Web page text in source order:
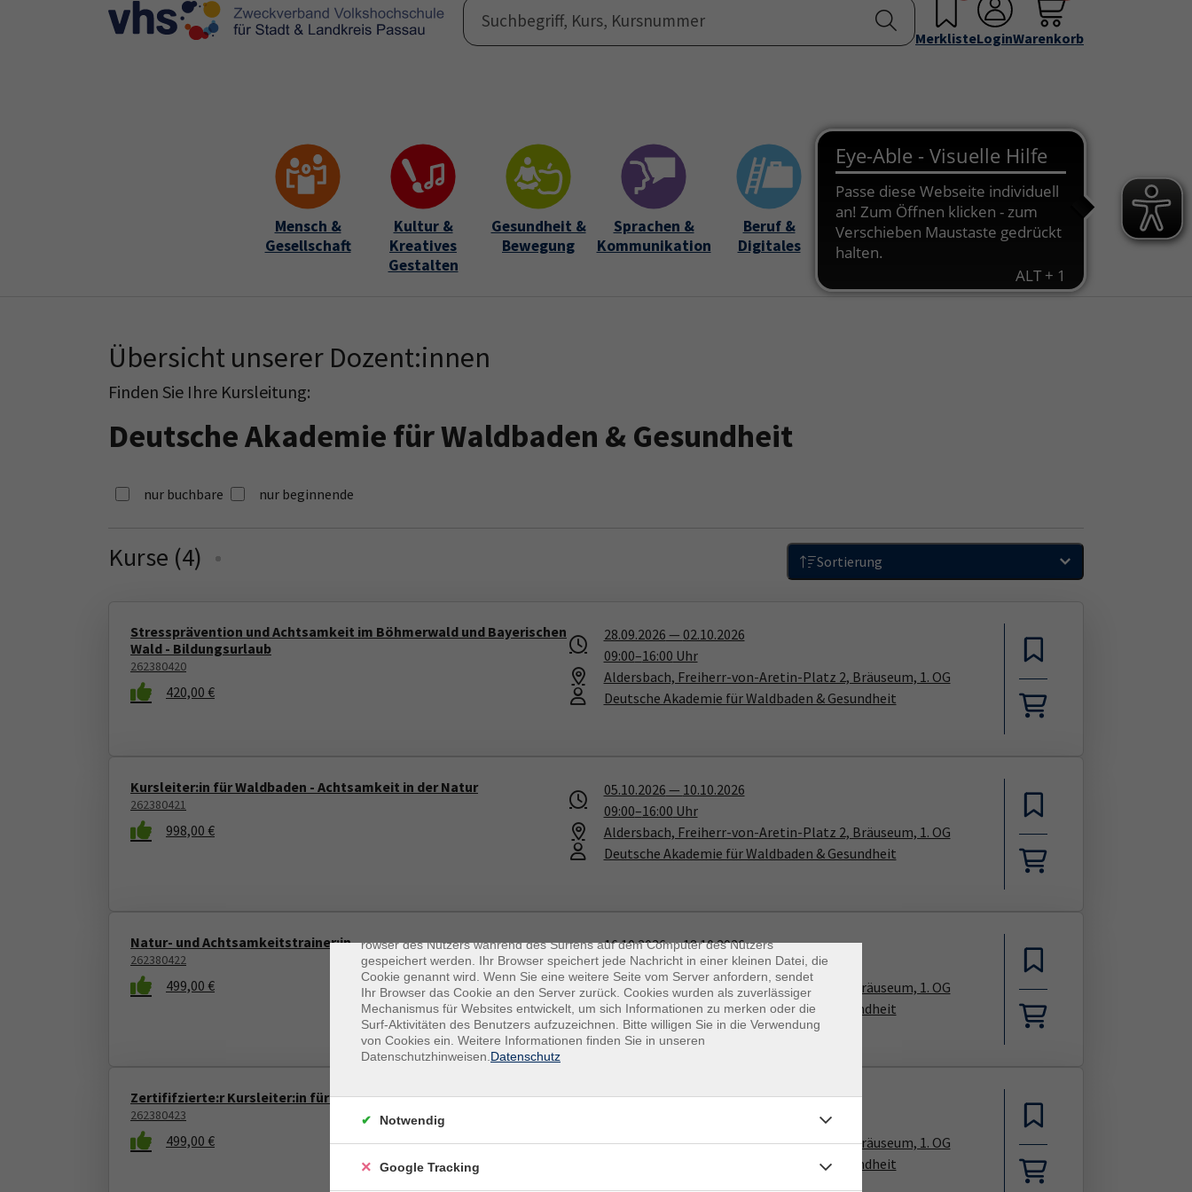
Skip to main content
Skip to page footer Programm Submenu for "Programm"Submenu for "Außenstellen"
Service & Info Submenu for "Service & Info"
Über uns
MerklisteLoginWarenkorb
Mensch &
Gesellschaft
Kultur &
Kreatives
Gestalten
Gesundheit &
Bewegung
Sprachen &
Kommunikation
Beruf &
Digitales
Onlinekurse
Übersicht unserer Dozent:innen
Finden Sie Ihre Kursleitung:
Deutsche Akademie für Waldbaden & Gesundheit
nur buchbare nur beginnende
Kurse (4) Loading... Sortierung
Stressprävention und Achtsamkeit im Böhmerwald und Bayerischen
Wald - Bildungsurlaub
262380420
420,00 €
28.09.2026 — 02.10.2026
09:00–16:00 Uhr
Aldersbach, Freiherr-von-Aretin-Platz 2, Bräuseum, 1. OG
Deutsche Akademie für Waldbaden & Gesundheit
Kursleiter:in für Waldbaden - Achtsamkeit in der Natur
262380421
998,00 €
05.10.2026 — 10.10.2026
09:00–16:00 Uhr
Aldersbach, Freiherr-von-Aretin-Platz 2, Bräuseum, 1. OG
Deutsche Akademie für Waldbaden & Gesundheit
Natur- und Achtsamkeitstrainer:in
262380422
499,00 €
16.10.2026—18.10.2026
09:00–16:00Uhr
Aldersbach, Freiherr-von-Aretin-Platz 2, Bräuseum, 1. OG
Deutsche Akademie für Waldbaden & Gesundheit
Zertififzierte:r Kursleiter:in für Autogenes Training in der Natur
262380423
499,00 €
23.10.2026—25.10.2026
Aldersbach, Freiherr-von-Aretin-Platz 2, Bräuseum, 1. OG
Deutsche Akademie für Waldbaden & Gesundheit
rowser des Nutzers während des Surfens auf dem Computer des Nutzers
gespeichert werden. Ihr Browser speichert jede Nachricht in einer kleinen Datei, die
Cookie genannt wird. Wenn Sie eine weitere Seite vom Server anfordern, sendet
Ihr Browser das Cookie an den Server zurück. Cookies wurden als zuverlässiger
Mechanismus für Websites entwickelt, um sich Informationen zu merken oder die
Surf-Aktivitäten des Benutzers aufzuzeichnen. Bitte willigen Sie in die Verwendung
von Cookies ein. Weitere Informationen finden Sie in unseren
Datenschutzhinweisen. Datenschutz
Notwendig
Google Tracking